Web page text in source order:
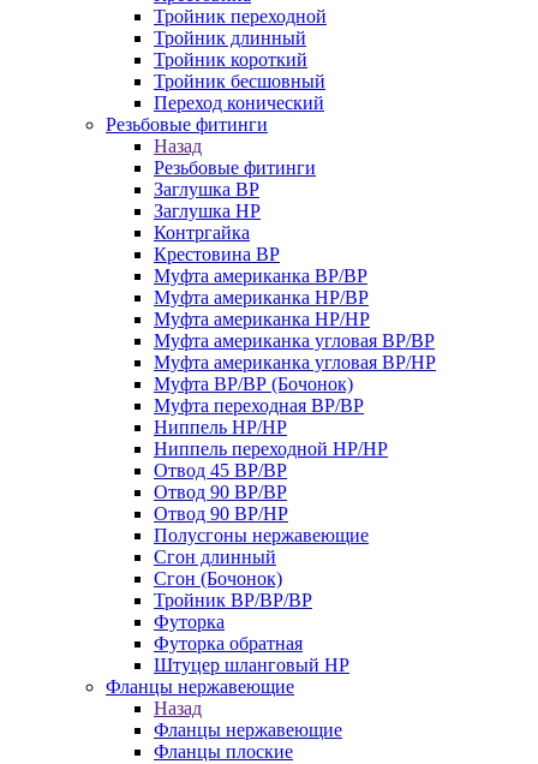
Тройник переходной
Тройник длинный
Тройник короткий
Тройник бесшовный
Переход конический
Резьбовые фитинги
Назад
Резьбовые фитинги
Заглушка ВР
Заглушка НР
Контргайка
Крестовина ВР
Муфта американка ВР/ВР
Муфта американка НР/ВР
Муфта американка НР/НР
Муфта американка угловая ВР/ВР
Муфта американка угловая ВР/НР
Муфта ВР/ВР (Бочонок)
Муфта переходная ВР/ВР
Ниппель НР/НР
Ниппель переходной НР/НР
Отвод 45 ВР/ВР
Отвод 90 ВР/ВР
Отвод 90 ВР/НР
Полусгоны нержавеющие
Сгон длинный
Сгон (Бочонок)
Тройник ВР/ВР/ВР
Футорка
Футорка обратная
Штуцер шланговый НР
Фланцы нержавеющие
Назад
Фланцы нержавеющие
Фланцы плоские